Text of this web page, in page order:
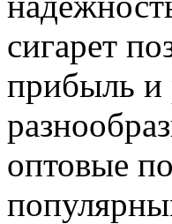
сигарет
прибыль и
оптовые